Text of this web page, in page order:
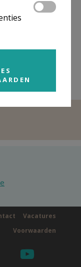
Vacatures
Voorwaarden